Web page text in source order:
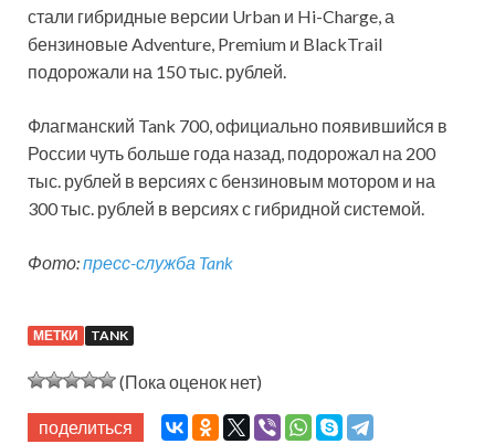
стали гибридные версии Urban и Hi-Charge, а
бензиновые Adventure, Premium и BlackTrail
подорожали на 150 тыс. рублей.
Флагманский Tank 700, официально появившийся в
России чуть больше года назад, подорожал на 200
тыс. рублей в версиях с бензиновым мотором и на
300 тыс. рублей в версиях с гибридной системой.
Фото:пресс-служба Tank
МЕТКИ TANK
(Пока оценок нет)
поделиться